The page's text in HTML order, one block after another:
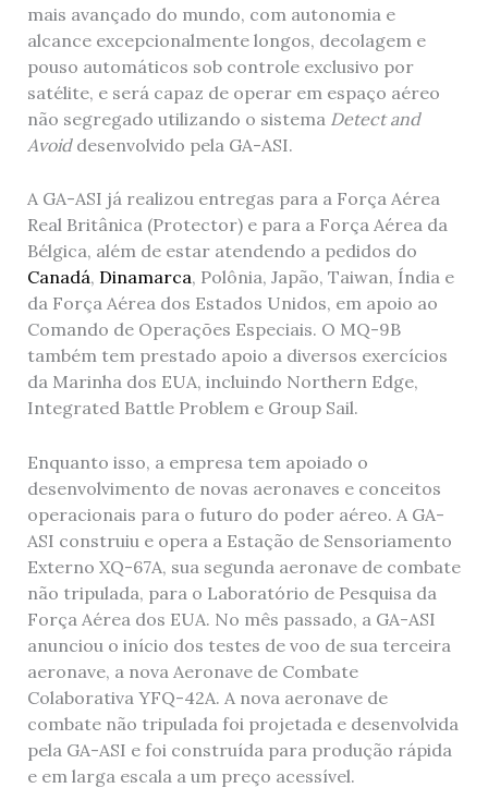
mais avançado do mundo, com autonomia e
alcance excepcionalmente longos, decolagem e
pouso automáticos sob controle exclusivo por
satélite, e será capaz de operar em espaço aéreo
não segregado utilizando o sistema Detect and
Avoiddesenvolvido pela GA-ASI.
A GA-ASI já realizou entregas para a Força Aérea
Real Britânica (Protector) e para a Força Aérea da
Bélgica, além de estar atendendo a pedidos do
Canadá, Dinamarca, Polônia, Japão, Taiwan, Índia e
da Força Aérea dos Estados Unidos, em apoio ao
Comando de Operações Especiais. O MQ-9B
também tem prestado apoio a diversos exercícios
da Marinha dos EUA, incluindo Northern Edge,
Integrated Battle Problem e Group Sail.
Enquanto isso, a empresa tem apoiado o
desenvolvimento de novas aeronaves e conceitos
operacionais para o futuro do poder aéreo. A GA-
ASI construiu e opera a Estação de Sensoriamento
Externo XQ-67A, sua segunda aeronave de combate
não tripulada, para o Laboratório de Pesquisa da
Força Aérea dos EUA. No mês passado, a GA-ASI
anunciou o início dos testes de voo de sua terceira
aeronave, a nova Aeronave de Combate
Colaborativa YFQ-42A. A nova aeronave de
combate não tripulada foi projetada e desenvolvida
pela GA-ASI e foi construída para produção rápida
e em larga escala a um preço acessível.